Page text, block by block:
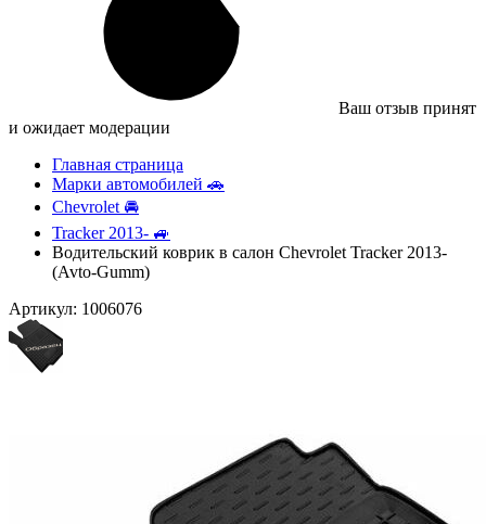
Ваш отзыв принят
и ожидает модерации
Главная страница
Марки автомобилей 🚗
Chevrolet 🚘
Tracker 2013- 🚙
Водительский коврик в салон Chevrolet Tracker 2013-
(Avto-Gumm)
Артикул: 1006076